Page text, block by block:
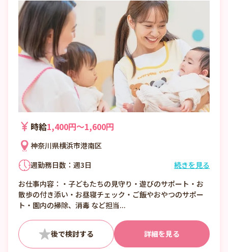
時給1,400円〜1,600円
神奈川県横浜市港南区
週勤務日数：週3日
②8:00〜17:00 （休憩1:00）
③12:00〜21:00 （休憩1:00）
■日数・曜日・時間帯相談可
■曜日・時間帯は固定可
続きを見る
お仕事内容：・子どもたちの見守り・遊びのサポート・お
散歩の付き添い・お昼寝チェック・ご飯やおやつのサポー
ト・園内の掃除、消毒 など担当...
詳細を見る